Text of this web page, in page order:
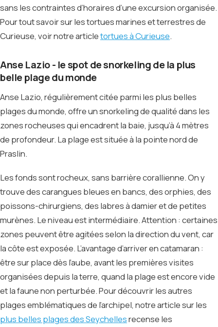
sans les contraintes d’horaires d’une excursion organisée.
Pour tout savoir sur les tortues marines et terrestres de
Curieuse, voir notre articletortues à Curieuse.
Anse Lazio - le spot de snorkeling de la plus
belle plage du monde
Anse Lazio, régulièrement citée parmi les plus belles
plages du monde, offre un snorkeling de qualité dans les
zones rocheuses qui encadrent la baie, jusqu’à 4 mètres
de profondeur. La plage est située à la pointe nord de
Praslin.
Les fonds sont rocheux, sans barrière corallienne. On y
trouve des carangues bleues en bancs, des orphies, des
poissons-chirurgiens, des labres à damier et de petites
murènes. Le niveau est intermédiaire. Attention : certaines
zones peuvent être agitées selon la direction du vent, car
la côte est exposée. L’avantage d’arriver en catamaran :
être sur place dès l’aube, avant les premières visites
organisées depuis la terre, quand la plage est encore vide
et la faune non perturbée. Pour découvrir les autres
plages emblématiques de l’archipel, notre article sur les
plus belles plages des Seychellesrecense les